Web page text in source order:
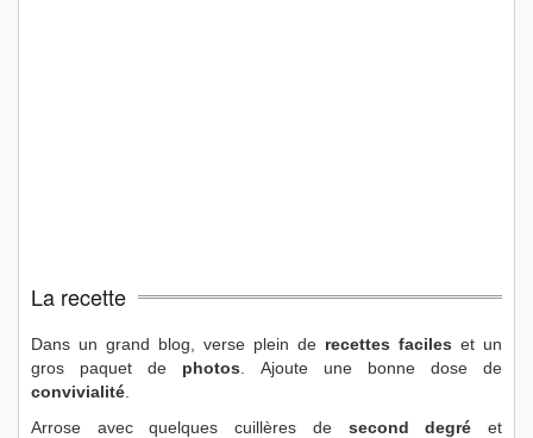
La recette
Dans un grand blog, verse plein de recettes faciles et un
gros paquet de photos . Ajoute une bonne dose de
convivialité
Arrose avec quelques cuillères de second degré et